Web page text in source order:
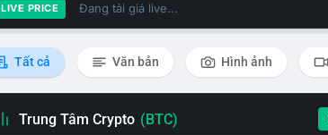
LIVE PRICE Đang tải giá live...
Tất cả Văn bản Hình ảnh
Trung Tâm Crypto (BTC)